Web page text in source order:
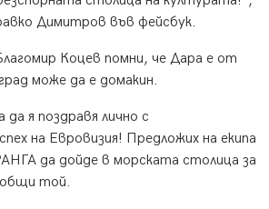
Димитров във фейсбук.
Коцев помни, че Дара e от
може да е домакин.
я поздравя лично с
на Евровизия! Предложих на екипа
да дойде в морската столица за
той.